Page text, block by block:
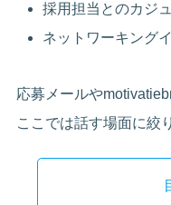
採用担当とのカジ
ネットワーキング
応募メールや
ここでは話す場面に絞